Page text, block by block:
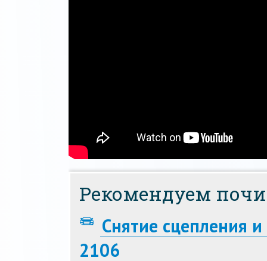
Рекомендуем
Снятие сцепления
2106